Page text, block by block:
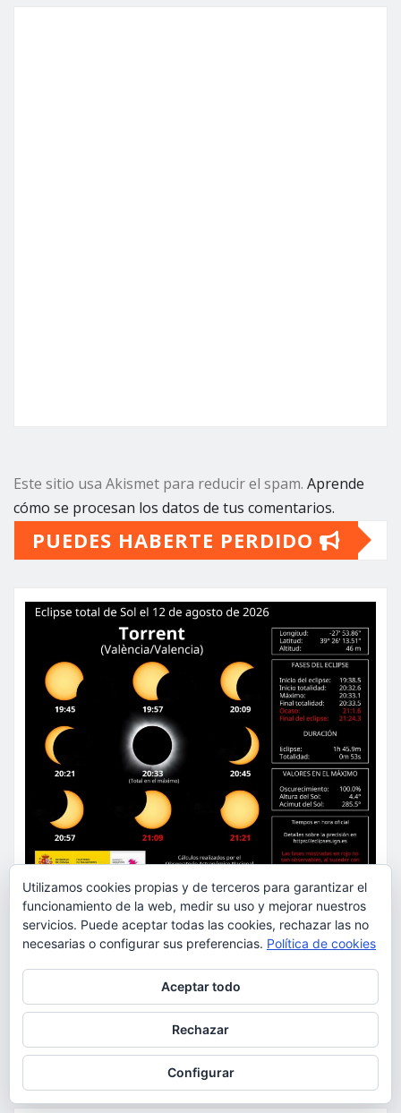
Este sitio usa Akismet para reducir el spam. Aprende
cómo se procesan los datos de tus comentarios.
PUEDES HABERTE PERDIDO
ACTUALIDAD MEDIO AMBIENTE OCIO
Descubre si desde tu balcón o
terraza puedes ver el eclipse
solar del 12 de agosto con este
visor online
torrent al dia Ago 9, 2026
Utilizamos cookies propias y de terceros para garantizar el
funcionamiento de la web, medir su uso y mejorar nuestros
servicios. Puede aceptar todas las cookies, rechazar las no
necesarias o configurar sus preferencias. Política de cookies
Aceptar todo
Rechazar
Configurar
Para obtener más información, incluido cómo gestionar las cookies,